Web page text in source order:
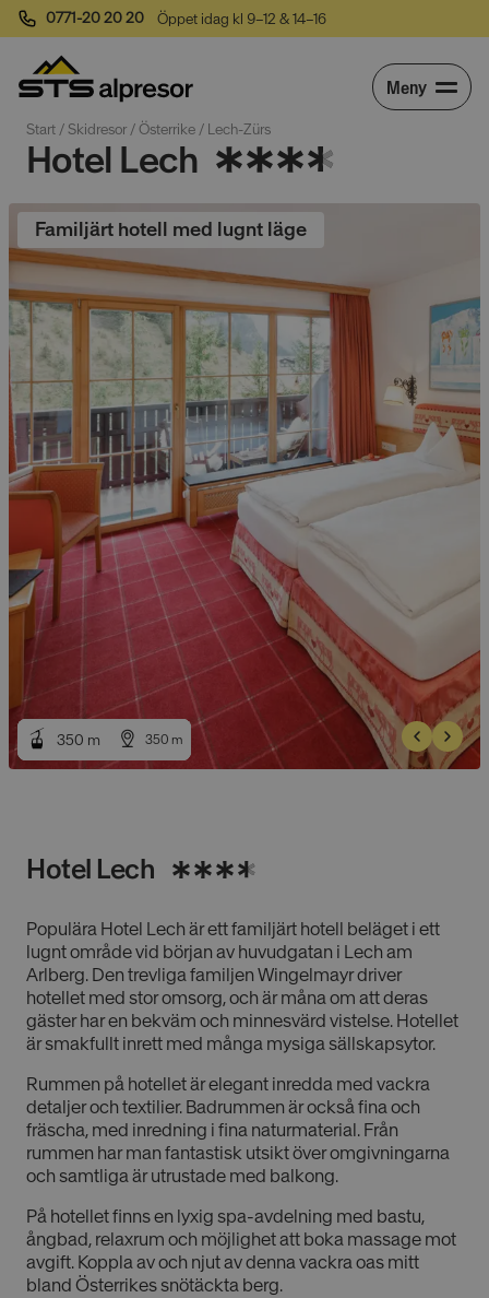
0771-20 20 20 Öppet idag kl 9–12 & 14–16
Meny
Start / Skidresor / Österrike / Lech-Zürs
Hotel Lech
350 m 350 m
Familjärt hotell med lugnt läge
350 m 350 m
Hotel Lech
Populära Hotel Lech är ett familjärt hotell beläget i ett
lugnt område vid början av huvudgatan i Lech am
Arlberg. Den trevliga familjen Wingelmayr driver
hotellet med stor omsorg, och är måna om att deras
gäster har en bekväm och minnesvärd vistelse. Hotellet
är smakfullt inrett med många mysiga sällskapsytor.
Rummen på hotellet är elegant inredda med vackra
detaljer och textilier. Badrummen är också fina och
fräscha, med inredning i fina naturmaterial. Från
rummen har man fantastisk utsikt över omgivningarna
och samtliga är utrustade med balkong.
På hotellet finns en lyxig spa-avdelning med bastu,
ångbad, relaxrum och möjlighet att boka massage mot
avgift. Koppla av och njut av denna vackra oas mitt
bland Österrikes snötäckta berg.